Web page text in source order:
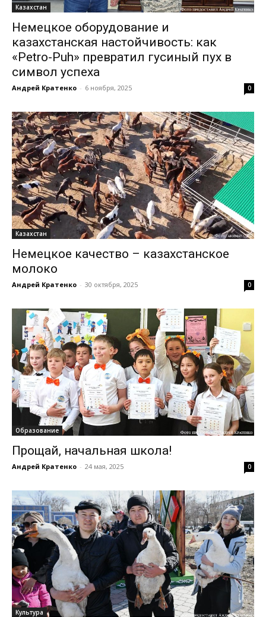
Казахстан
Немецкое оборудование и
казахстанская настойчивость: как
«Petro-Puh» превратил гусиный пух в
символ успеха
Андрей Кратенко - 6 ноября, 2025 0
Казахстан
Немецкое качество – казахстанское
молоко
Андрей Кратенко - 30 октября, 2025 0
Образование
Прощай, начальная школа!
Андрей Кратенко - 24 мая, 2025 0
Культура